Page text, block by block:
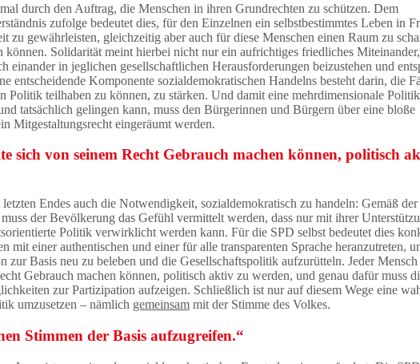
durch den Auftrag, die Menschen in ihren Grundrechten zu schützen. Dem
zufolge bedeutet dies, für den Einzelnen ein selbstbestimmtes Leben in
zu gewährleisten, gleichzeitig aber auch für diese Menschen einen Raum zu
können. Solidarität meint hierbei nicht nur ein aufrichtiges friedliches
einander in jeglichen gesellschaftlichen Herausforderungen beizustehen und
entscheidende Komponente sozialdemokratischen Handelns besteht darin, die
Politik teilhaben zu können, zu stärken. Und damit eine mehrdimensionale
tatsächlich gelingen kann, muss den Bürgerinnen und Bürgern über eine bloße
Mitgestaltungsrecht eingeräumt werden.
sich von seinem Recht Gebrauch machen können, politisch
Endes auch die Notwendigkeit, sozialdemokratisch zu handeln: Gemäß
muss der Bevölkerung das Gefühl vermittelt werden, dass nur mit ihrer
Politik verwirklicht werden kann. Für die SPD selbst bedeutet dies
mit einer authentischen und einer für alle transparenten Sprache heranzutreten,
zur Basis neu zu beleben und die Gesellschaftspolitik aufzurütteln. Jeder
Gebrauch machen können, politisch aktiv zu werden, und genau dafür muss
zur Partizipation aufzeigen. Schließlich ist nur auf diesem Wege eine
umzusetzen – nämlich gemeinsam mit der Stimme des Volkes.
Stimmen der Basis aufzugreifen.“